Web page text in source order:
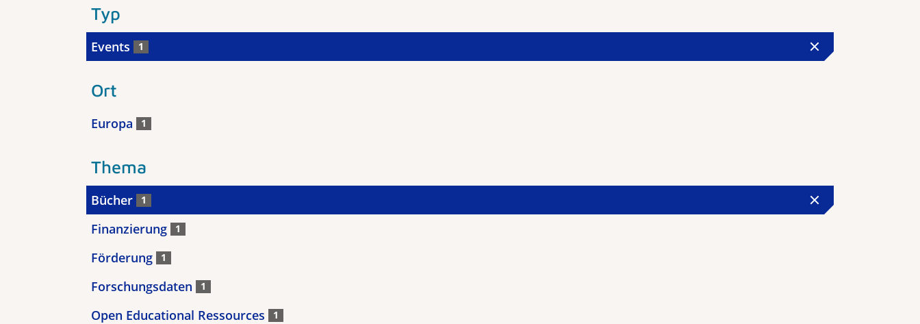
Typ
Events 1
Ort
Europa 1
Thema
Bücher 1
Finanzierung 1
Förderung 1
Forschungsdaten 1
Open Educational Ressources 1